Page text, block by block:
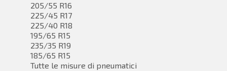
205/55 R16
225/45 R17
225/40 R18
195/65 R15
235/35 R19
185/65 R15
Tutte le misure di pneumatici